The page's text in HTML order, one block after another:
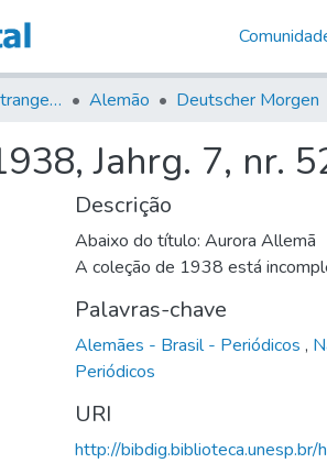
Jornais em Língua Estrangeira Alemão Deutscher Morgen
Jahrg. 7, nr.
Descrição
Abaixo do título: Aurora Allemã
A coleção de 1938 está
Palavras-chave
Alemães - Brasil - Periódicos ,
Periódicos
URI
http://